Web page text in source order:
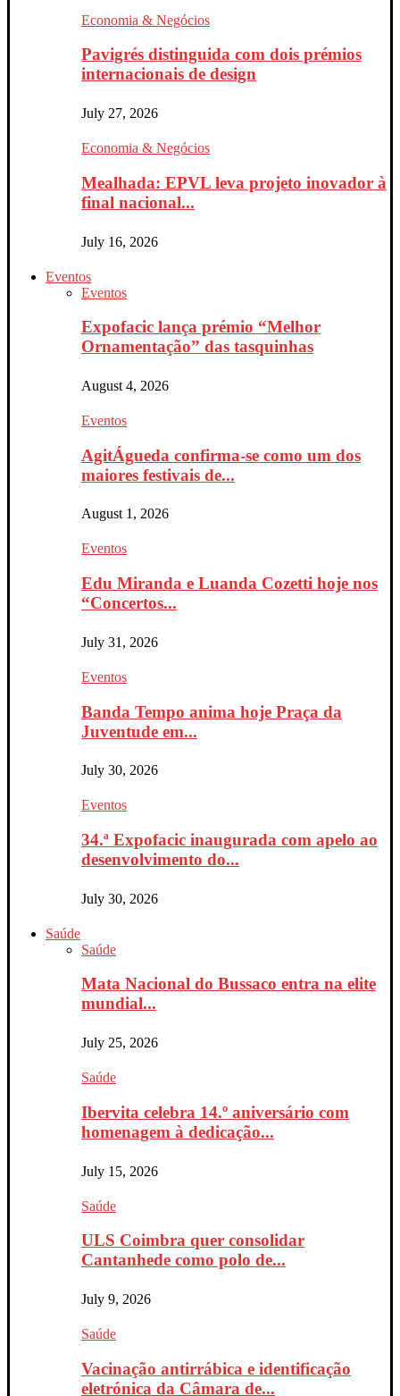
Economia & Negócios
Pavigrés distinguida com dois prémios
internacionais de design
July 27, 2026
Economia & Negócios
Mealhada: EPVL leva projeto inovador à
final nacional...
July 16, 2026
Eventos
Eventos
Expofacic lança prémio “Melhor
Ornamentação” das tasquinhas
August 4, 2026
Eventos
AgitÁgueda confirma-se como um dos
maiores festivais de...
August 1, 2026
Eventos
Edu Miranda e Luanda Cozetti hoje nos
“Concertos...
July 31, 2026
Eventos
Banda Tempo anima hoje Praça da
Juventude em...
July 30, 2026
Eventos
34.ª Expofacic inaugurada com apelo ao
desenvolvimento do...
July 30, 2026
Saúde
Saúde
Mata Nacional do Bussaco entra na elite
mundial...
July 25, 2026
Saúde
Ibervita celebra 14.º aniversário com
homenagem à dedicação...
July 15, 2026
Saúde
ULS Coimbra quer consolidar
Cantanhede como polo de...
July 9, 2026
Saúde
Vacinação antirrábica e identificação
eletrónica da Câmara de...